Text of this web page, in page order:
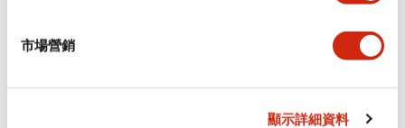
市場營銷
顯示詳細資料